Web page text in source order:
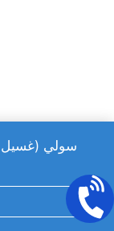
سولي (غسيل